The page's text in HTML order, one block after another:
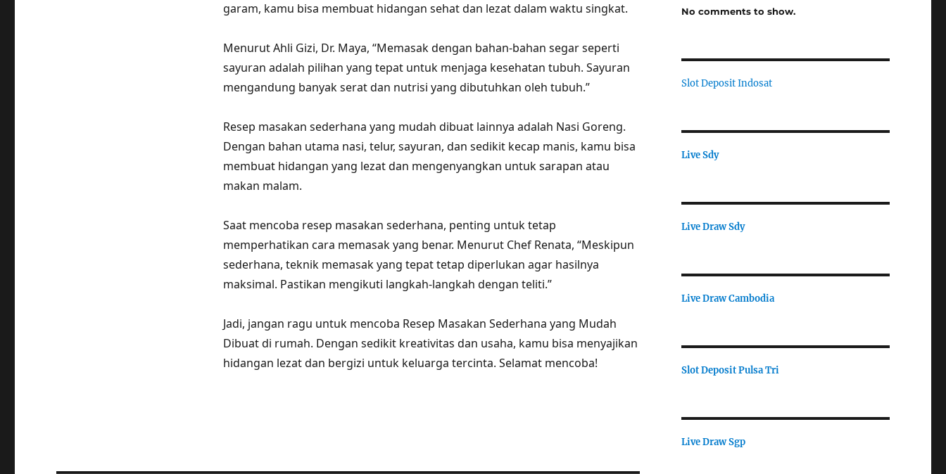
garam, kamu bisa membuat hidangan sehat dan lezat dalam waktu singkat.
Menurut Ahli Gizi, Dr. Maya, “Memasak dengan bahan-bahan segar seperti
sayuran adalah pilihan yang tepat untuk menjaga kesehatan tubuh. Sayuran
mengandung banyak serat dan nutrisi yang dibutuhkan oleh tubuh.”
Resep masakan sederhana yang mudah dibuat lainnya adalah Nasi Goreng.
Dengan bahan utama nasi, telur, sayuran, dan sedikit kecap manis, kamu bisa
membuat hidangan yang lezat dan mengenyangkan untuk sarapan atau
makan malam.
Saat mencoba resep masakan sederhana, penting untuk tetap
memperhatikan cara memasak yang benar. Menurut Chef Renata, “Meskipun
sederhana, teknik memasak yang tepat tetap diperlukan agar hasilnya
maksimal. Pastikan mengikuti langkah-langkah dengan teliti.”
Jadi, jangan ragu untuk mencoba Resep Masakan Sederhana yang Mudah
Dibuat di rumah. Dengan sedikit kreativitas dan usaha, kamu bisa menyajikan
hidangan lezat dan bergizi untuk keluarga tercinta. Selamat mencoba!
No comments to show.
Slot Deposit Indosat
Live Sdy
Live Draw Sdy
Live Draw Cambodia
Slot Deposit Pulsa Tri
Live Draw Sgp